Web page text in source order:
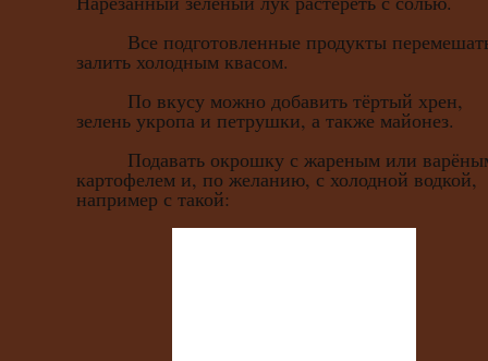
Все подготовленные продукты
залить холодным квасом.
По вкусу можно добавить тёртый хрен,
зелень укропа и петрушки, а также майонез.
Подавать окрошку с жареным или
картофелем и, по желанию, с холодной водкой,
например с такой: